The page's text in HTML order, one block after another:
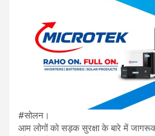
#सोलन।
आम लोगों को सड़क सुरक्षा के बारे में